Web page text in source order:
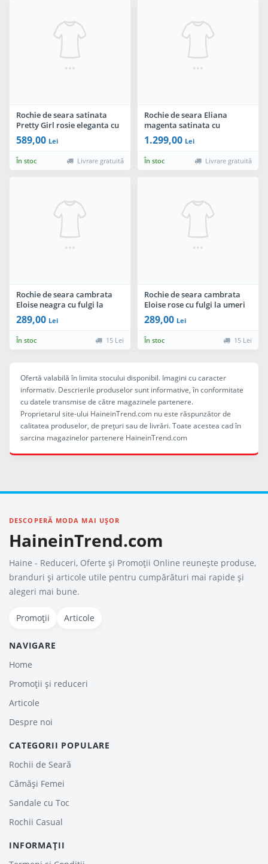
Rochie de seara satinata
Pretty Girl rosie eleganta cu
funda pretioasa
589,00 Lei
În stoc Livrare gratuită
Rochie de seara Eliana
magenta satinata cu
aplicatii pretioase
1.299,00 Lei
În stoc Livrare gratuită
Rochie de seara cambrata
Eloise neagra cu fulgi la
umeri
289,00 Lei
În stoc 15 Lei
Rochie de seara cambrata
Eloise rose cu fulgi la umeri
289,00 Lei
În stoc 15 Lei
Ofertă valabilă în limita stocului disponibil. Imagini cu caracter
informativ. Descrierile produselor sunt informative, în conformitate
cu datele transmise de către magazinele partenere.
Proprietarul site-ului HaineinTrend.com nu este răspunzător de
calitatea produselor, de preţuri sau de livrări. Toate acestea cad în
sarcina magazinelor partenere HaineinTrend.com
DESCOPERĂ MODA MAI UȘOR
HaineinTrend.com
Haine - Reduceri, Oferte şi Promoţii Online reunește produse,
branduri și articole utile pentru cumpărături mai rapide și
alegeri mai bune.
Promoții Articole
NAVIGARE
Home
Promoții și reduceri
Articole
Despre noi
CATEGORII POPULARE
Rochii de Seară
Cămăși Femei
Sandale cu Toc
Rochii Casual
INFORMAȚII